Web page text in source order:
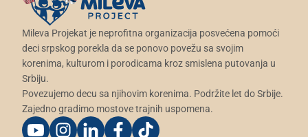
Mileva Projekat je neprofitna organizacija posvećena pomoći
deci srpskog porekla da se ponovo povežu sa svojim
korenima, kulturom i porodicama kroz smislena putovanja u
Srbiju.
Povezujemo decu sa njihovim korenima. Podržite let do Srbije.
Zajedno gradimo mostove trajnih uspomena.